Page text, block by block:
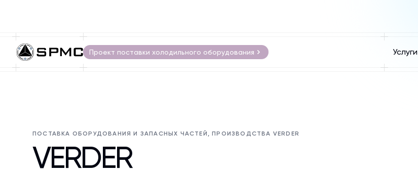
Проект поставки холодильного оборудования Услуги
ПОСТАВКА ОБОРУДОВАНИЯ И ЗАПАСНЫХ ЧАСТЕЙ, ПРОИЗВОДСТВА VERDER
VERDER